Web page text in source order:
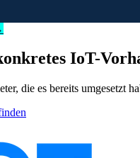
IoT-
die es bereits umgesetzt